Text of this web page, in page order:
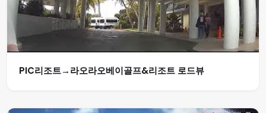
PIC리조트→라오라오베이골프&리조트 로드뷰